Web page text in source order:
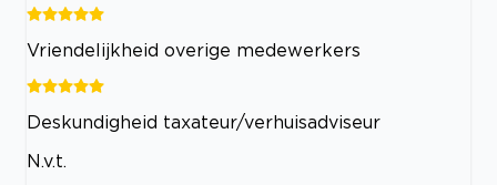
Vriendelijkheid overige medewerkers
Deskundigheid taxateur/verhuisadviseur
N.v.t.